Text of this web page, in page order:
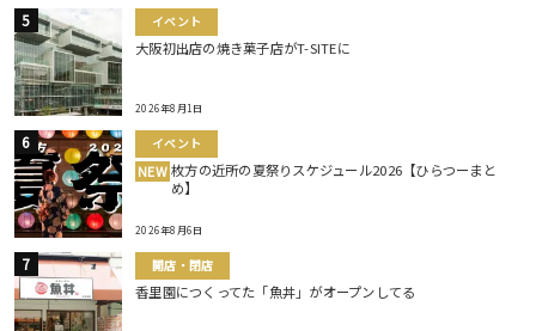
イベント
大阪初出店の焼き菓子店がT-SITEに
2026年8月1日
イベント
NEW 枚方の近所の夏祭りスケジュール2026【ひらつーまと
め】
2026年8月6日
開店・閉店
香里園につくってた「魚丼」がオープンしてる